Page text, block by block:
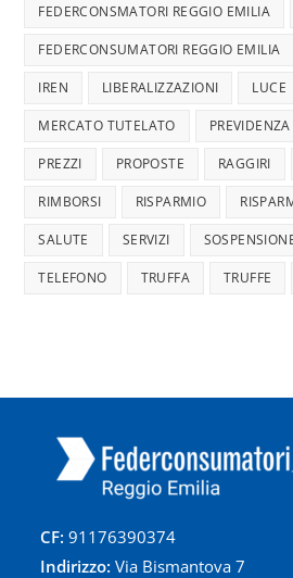
FEDERCONSMATORI REGGIO EMILIA
FEDERCONSUMATORI REGGIO EMILIA
IREN LIBERALIZZAZIONI LUCE
MERCATO TUTELATO
PREZZI PROPOSTE RAGGIRI
RIMBORSI RISPARMIO
SALUTE SERVIZI
TELEFONO TRUFFA TRUFFE
CF:91176390374
Indirizzo: Via Bismantova 7